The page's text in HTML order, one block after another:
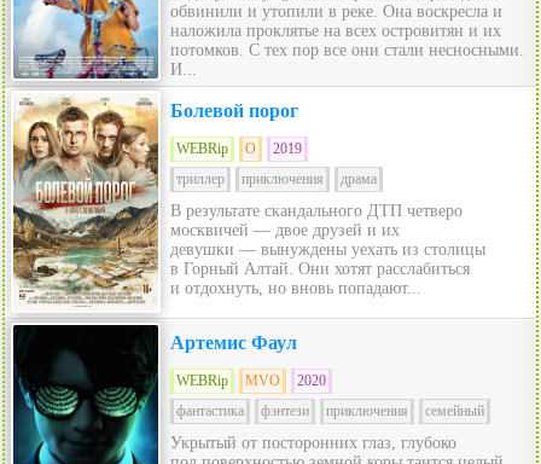
обвинили и утопили в реке. Она воскресла и
наложила проклятье на всех островитян и их
потомков. С тех пор все они стали несносными.
И...
Болевой порог
WEBRip O
2019
триллер
приключения драма
В результате скандального ДТП четверо
москвичей — двое друзей и их
девушки — вынуждены уехать из столицы
в Горный Алтай. Они хотят расслабиться
и отдохнуть, но вновь попадают...
Артемис Фаул
WEBRip MVO
2020
фантастика
фэнтези приключения семейный
Укрытый от посторонних глаз, глубоко